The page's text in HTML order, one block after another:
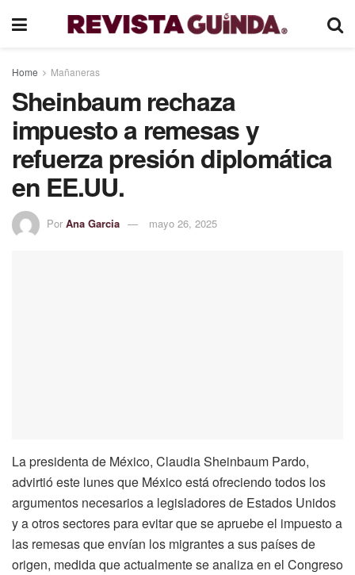
Home Mañaneras
Sheinbaum rechaza
impuesto a remesas y
refuerza presión diplomática
en EE.UU.
Por Ana Garcia mayo 26, 2025
La presidenta de México, Claudia Sheinbaum Pardo,
advirtió este lunes que México está ofreciendo todos los
argumentos necesarios a legisladores de Estados Unidos
y a otros sectores para evitar que se apruebe el impuesto a
las remesas que envían los migrantes a sus países de
origen, medida que actualmente se analiza en el Congreso